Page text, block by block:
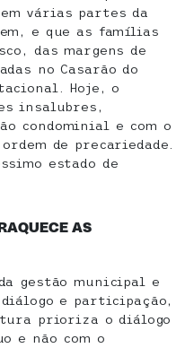
várias partes da
e que as famílias
das margens de
no Casarão do
Hoje, o
insalubres,
condominial e com o
de precariedade.
estado de
AS
gestão municipal e
diálogo e participação,
prioriza o diálogo
e não com o